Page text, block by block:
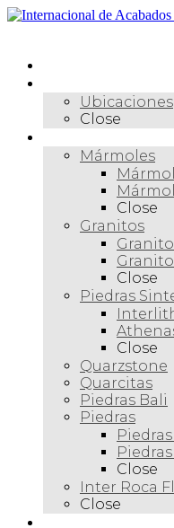
Skip
Ubicaciones
Close
Mármoles
Close
Granitos
Close
Piedras
Close
Quarzstone
Quarcitas
Piedras Bali
Piedras
Close
Inter Roca
Close